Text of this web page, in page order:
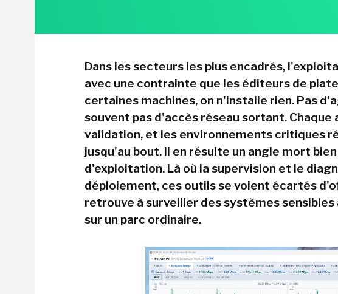
Dans les secteurs les plus encadrés,
avec une contrainte que les éditeurs de
certaines machines, on n'installe rien. Pas
souvent pas d'accès réseau sortant. Chaque
validation, et les environnements critiques
jusqu'au bout. Il en résulte un angle mort
d'exploitation. Là où la supervision et le
déploiement, ces outils se voient écartés
retrouve à surveiller des systèmes
sur un parc ordinaire.